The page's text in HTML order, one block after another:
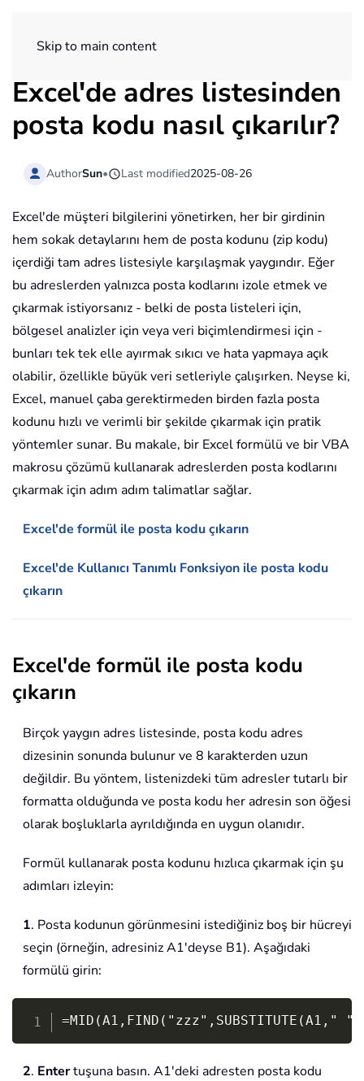
Skip to main content
Excel'de adres listesinden
posta kodu nasıl çıkarılır?
AuthorSun• Last modified2025-08-26
Excel'de müşteri bilgilerini yönetirken, her bir girdinin
hem sokak detaylarını hem de posta kodunu (zip kodu)
içerdiği tam adres listesiyle karşılaşmak yaygındır. Eğer
bu adreslerden yalnızca posta kodlarını izole etmek ve
çıkarmak istiyorsanız - belki de posta listeleri için,
bölgesel analizler için veya veri biçimlendirmesi için -
bunları tek tek elle ayırmak sıkıcı ve hata yapmaya açık
olabilir, özellikle büyük veri setleriyle çalışırken. Neyse ki,
Excel, manuel çaba gerektirmeden birden fazla posta
kodunu hızlı ve verimli bir şekilde çıkarmak için pratik
yöntemler sunar. Bu makale, bir Excel formülü ve bir VBA
makrosu çözümü kullanarak adreslerden posta kodlarını
çıkarmak için adım adım talimatlar sağlar.
Excel'de formül ile posta kodu çıkarın
Excel'de Kullanıcı Tanımlı Fonksiyon ile posta kodu
çıkarın
Excel'de formül ile posta kodu
çıkarın
Birçok yaygın adres listesinde, posta kodu adres
dizesinin sonunda bulunur ve 8 karakterden uzun
değildir. Bu yöntem, listenizdeki tüm adresler tutarlı bir
formatta olduğunda ve posta kodu her adresin son öğesi
olarak boşluklarla ayrıldığında en uygun olanıdır.
Formül kullanarak posta kodunu hızlıca çıkarmak için şu
adımları izleyin:
1. Posta kodunun görünmesini istediğiniz boş bir hücreyi
seçin (örneğin, adresiniz A1'deyse B1). Aşağıdaki
formülü girin:
=MID(A1,FIND("zzz",SUBSTITUTE(A1,"
Copy
2. Entertuşuna basın. A1'deki adresten posta kodu